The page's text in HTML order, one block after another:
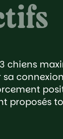
chiens
proposés